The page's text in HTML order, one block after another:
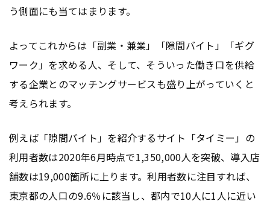
う側面にも当てはまります。
よってこれからは「副業・兼業」「隙間バイト」「ギグ
ワーク」を求める人、そして、そういった働き口を供給
する企業とのマッチングサービスも盛り上がっていくと
考えられます。
例えば「隙間バイト」を紹介するサイト「タイミー」の
利用者数は2020年6月時点で1,350,000人を突破、導入店
舗数は19,000箇所に上ります。利用者数に注目すれば、
東京都の人口の9.6％に該当し、都内で10人に1人に近い